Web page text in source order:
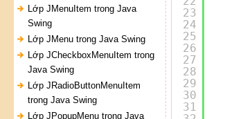
Lớp JMenuItem trong Java
Swing
Lớp JMenu trong Java Swing
Lớp JCheckboxMenuItem trong
Java Swing
Lớp JRadioButtonMenuItem
trong Java Swing
Lớp JPopupMenu trong Java
23
24
25
26
27
28
29
30
31